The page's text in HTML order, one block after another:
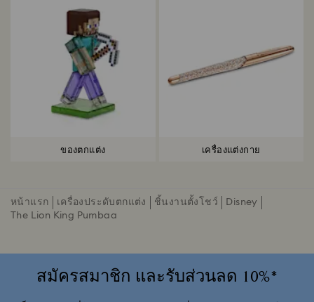
ของตกแต่ง เครื่องแต่งกาย
หน้าแรก เครื่องประดับตกแต่ง ชิ้นงานตั้งโชว์
Disney
The Lion King Pumbaa
สมัครสมาชิก และรับส่วนลด 10%*